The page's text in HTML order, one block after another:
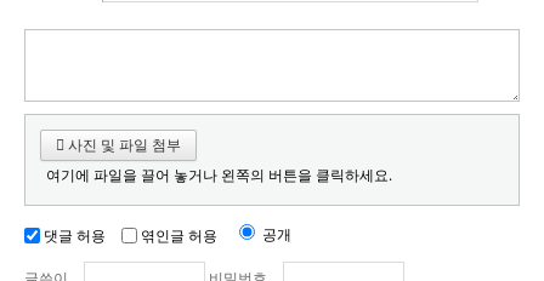
사진 및 파일 첨부
여기에 파일을 끌어 놓거나 왼쪽의 버튼을 클릭하세요.
댓글 허용 엮인글 허용 공개